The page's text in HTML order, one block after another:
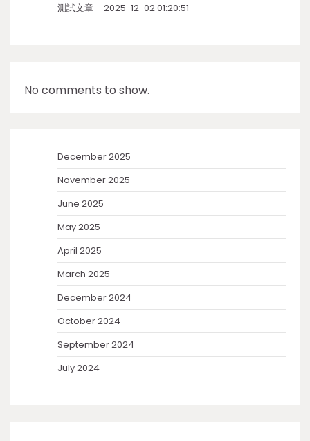
測試文章 – 2025-12-02 01:20:51
No comments to show.
December 2025
November 2025
June 2025
May 2025
April 2025
March 2025
December 2024
October 2024
September 2024
July 2024